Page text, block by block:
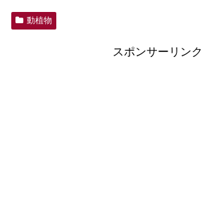
動植物
スポンサーリンク